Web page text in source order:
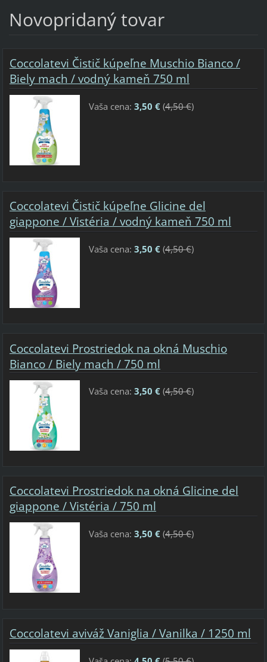
Novopridaný tovar
Coccolatevi Čistič kúpeľne Muschio Bianco /
Biely mach / vodný kameň 750 ml
Vaša cena: 3,50 €(4,50 €)
Coccolatevi Čistič kúpeľne Glicine del
giappone / Vistéria / vodný kameň 750 ml
Vaša cena: 3,50 €(4,50 €)
Coccolatevi Prostriedok na okná Muschio
Bianco / Biely mach / 750 ml
Vaša cena: 3,50 €(4,50 €)
Coccolatevi Prostriedok na okná Glicine del
giappone / Vistéria / 750 ml
Vaša cena: 3,50 €(4,50 €)
Coccolatevi aviváž Vaniglia / Vanilka / 1250 ml